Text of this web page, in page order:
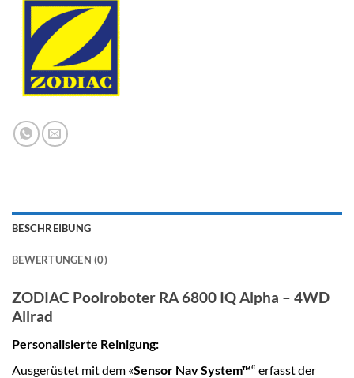
BESCHREIBUNG
BEWERTUNGEN (0)
ZODIAC Poolroboter RA 6800 IQ Alpha – 4WD
Allrad
Personalisierte Reinigung:
Ausgerüstet mit dem «Sensor Nav System™“ erfasst der